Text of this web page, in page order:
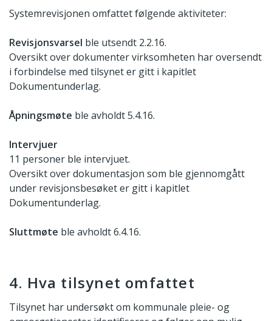
Systemrevisjonen omfattet følgende aktiviteter:
Revisjonsvarsel ble utsendt 2.2.16.
Oversikt over dokumenter virksomheten har oversendt
i forbindelse med tilsynet er gitt i kapitlet
Dokumentunderlag.
Åpningsmøte ble avholdt 5.4.16.
Intervjuer
11 personer ble intervjuet.
Oversikt over dokumentasjon som ble gjennomgått
under revisjonsbesøket er gitt i kapitlet
Dokumentunderlag.
Sluttmøte ble avholdt 6.4.16.
4. Hva tilsynet omfattet
Tilsynet har undersøkt om kommunale pleie- og